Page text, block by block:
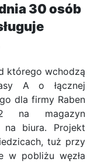
30 osób
którego wchodzą
A o łącznej
dla firmy Raben
na magazyn
biura. Projekt
tuż przy
w pobliżu węzła